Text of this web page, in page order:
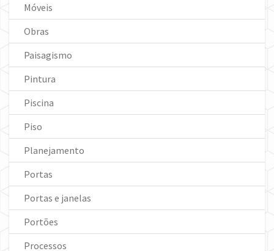
Móveis
Obras
Paisagismo
Pintura
Piscina
Piso
Planejamento
Portas
Portas e janelas
Portões
Processos